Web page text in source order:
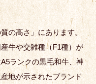
の高さ」にあります。
牛や交雑種（F1種）が
ランクの黒毛和牛、神
地が示されたブランド